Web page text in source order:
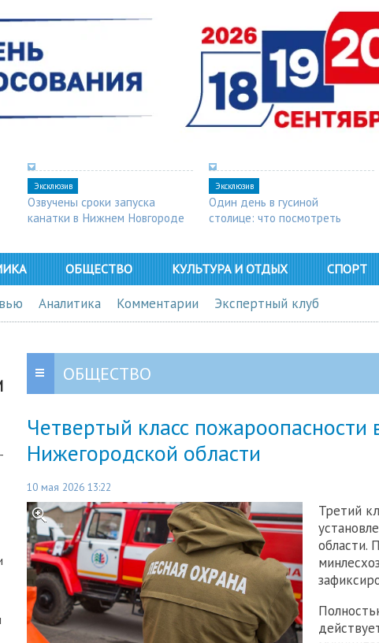
Эксклюзив
Озвучены сроки запуска
канатки в Нижнем Новгороде
Эксклюзив
Один день в гусиной
столице: что посмотреть
ОБЩЕСТВО КУЛЬТУРА И ОТДЫХ СПОРТ
Аналитика Комментарии Экспертный клуб
ОБЩЕСТВО
Четвертый класс пожароопасности
Нижегородской области
10 мая 2026 13:22
Третий
области.